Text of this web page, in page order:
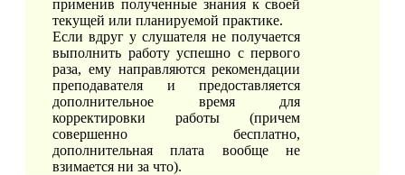
применив полученные знания к своей
текущей или планируемой практике.
Если вдруг у слушателя не получается
выполнить работу успешно с первого
раза, ему направляются рекомендации
преподавателя и предоставляется
дополнительное время для
корректировки работы (причем
совершенно бесплатно,
дополнительная плата вообще не
взимается ни за что).